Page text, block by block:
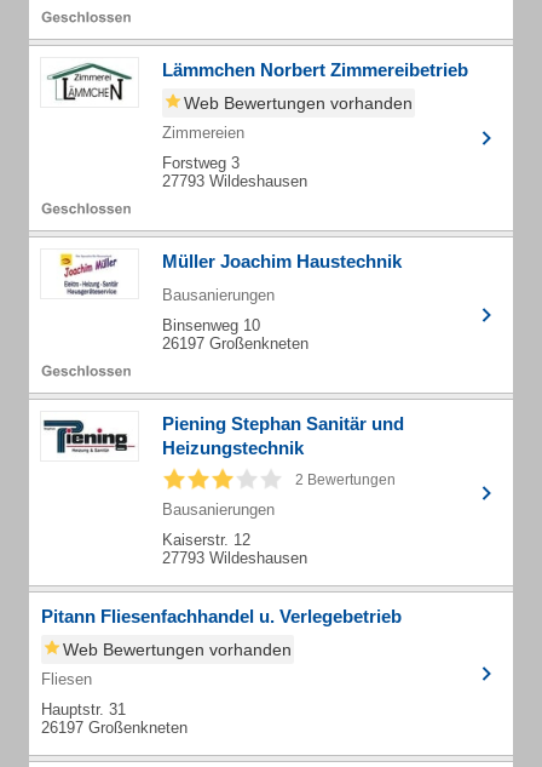
Lämmchen Norbert Zimmereibetrieb
Web Bewertungen vorhanden
Zimmereien
Forstweg 3
27793 Wildeshausen
Müller Joachim Haustechnik
Bausanierungen
Binsenweg 10
26197 Großenkneten
Piening Stephan Sanitär und
Heizungstechnik
2 Bewertungen
Bausanierungen
Kaiserstr. 12
27793 Wildeshausen
Pitann Fliesenfachhandel u. Verlegebetrieb
Web Bewertungen vorhanden
Fliesen
Hauptstr. 31
26197 Großenkneten